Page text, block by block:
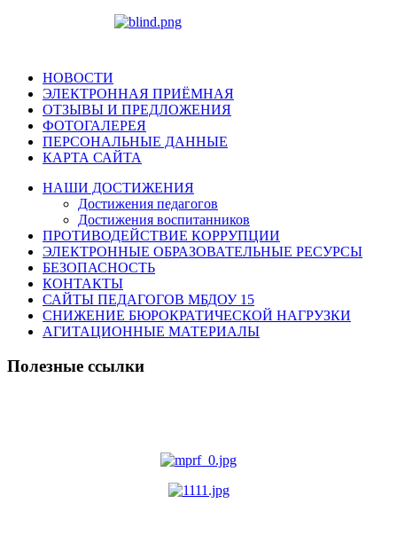
НОВОСТИ
ЭЛЕКТРОННАЯ ПРИЁМНАЯ
ОТЗЫВЫ И ПРЕДЛОЖЕНИЯ
ФОТОГАЛЕРЕЯ
ПЕРСОНАЛЬНЫЕ ДАННЫЕ
КАРТА САЙТА
НАШИ ДОСТИЖЕНИЯ
Достижения педагогов
Достижения воспитанников
ПРОТИВОДЕЙСТВИЕ КОРРУПЦИИ
ЭЛЕКТРОННЫЕ ОБРАЗОВАТЕЛЬНЫЕ РЕСУРСЫ
БЕЗОПАСНОСТЬ
КОНТАКТЫ
САЙТЫ ПЕДАГОГОВ МБДОУ 15
СНИЖЕНИЕ БЮРОКРАТИЧЕСКОЙ НАГРУЗКИ
АГИТАЦИОННЫЕ МАТЕРИАЛЫ
Полезные ссылки